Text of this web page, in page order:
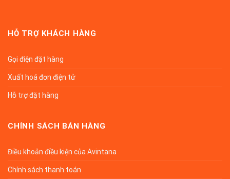
HỖ TRỢ KHÁCH HÀNG
Gọi điện đặt hàng
Xuất hoá đơn điện tử
Hỗ trợ đặt hàng
CHÍNH SÁCH BÁN HÀNG
Điều khoản điều kiện của Avintana
Chính sách thanh toán